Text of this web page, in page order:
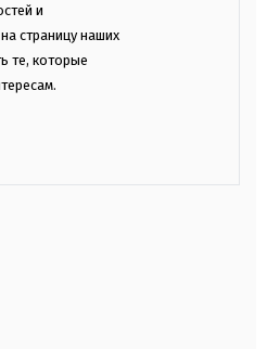
и
страницу наших
те, которые